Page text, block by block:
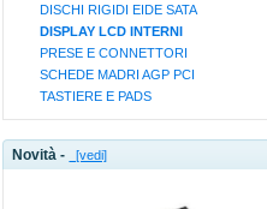
DISCHI RIGIDI EIDE SATA
DISPLAY LCD INTERNI
PRESE E CONNETTORI
SCHEDE MADRI AGP PCI
TASTIERE E PADS
Novità - [vedi]